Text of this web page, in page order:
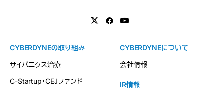
CYBERDYNEの取り組み
サイバニクス治療
C-Startup・CEJファンド
CYBERDYNEについて
会社情報
IR情報